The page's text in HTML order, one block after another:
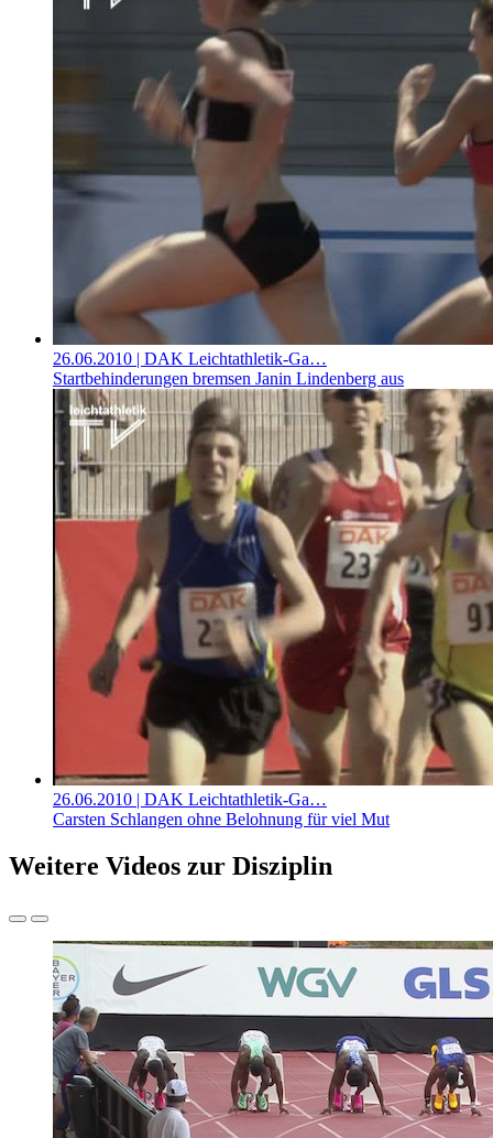
26.06.2010 | DAK Leichtathletik-Ga…
Startbehinderungen bremsen Janin Lindenberg aus
26.06.2010 | DAK Leichtathletik-Ga…
Carsten Schlangen ohne Belohnung für viel Mut
Weitere Videos zur Disziplin